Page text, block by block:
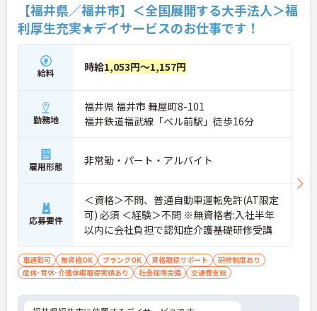
【福井県／福井市】＜全国展開する大手法人＞福
利厚生充実★デイサービスのお仕事です！
給料 時給1,053円～1,157円
勤務地
福井県 福井市 舞屋町8-101
福井鉄道福武線「ベル前駅」徒歩16分
雇用形態 非常勤・パート・アルバイト
応募要件
＜資格＞不問、普通自動車運転免許(AT限定
可) 必須 ＜経験＞不問 ※無資格者:入社半年
以内に会社負担で認知症介護基礎研修受講
車通勤可 無資格OK ブランクOK 資格取得サポート
研修制度あり
産休･育休･介護休暇取得実績あり
社会保険完備 交通費支給